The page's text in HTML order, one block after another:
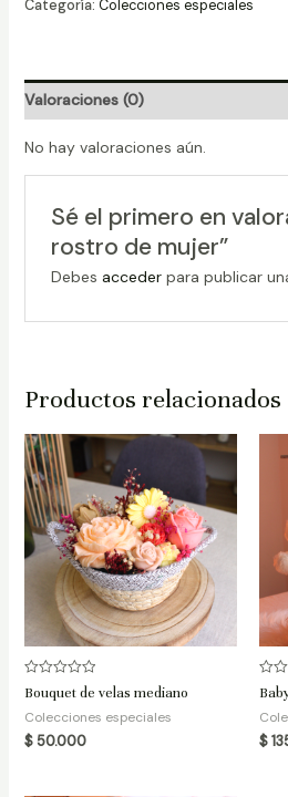
Categoría: Colecciones especiales
Valoraciones (0)
No hay valoraciones aún.
Sé el primero en
rostro de mujer”
Debes accederpara publicar
Productos relacionados
Valorado
en
0
de
5
Bouquet de velas mediano
Colecciones especiales
$50.000
en
0
de
5
$